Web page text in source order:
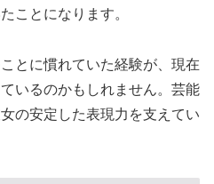
ことになります。
とに慣れていた経験が、現在
いるのかもしれません。芸能
の安定した表現力を支えてい